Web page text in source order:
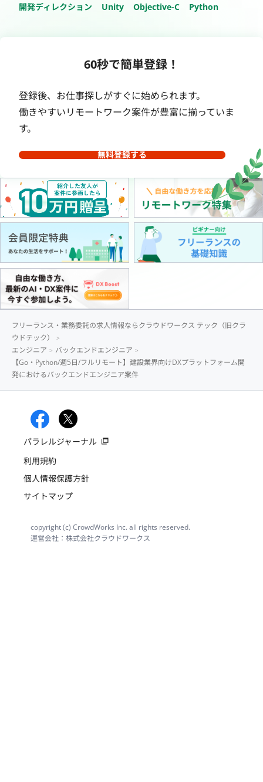
開発ディレクション
Unity Objective-C Python
60秒で簡単登録！
登録後、お仕事探しがすぐに始められます。
働きやすいリモートワーク案件が豊富に揃っていま
す。
無料登録する
フリーランス・業務委託の求人情報ならクラウドワークス テック（旧クラ
ウドテック）
エンジニア
バックエンドエンジニア
【Go・Python/週5日/フルリモート】建設業界向けDXプラットフォーム開
発におけるバックエンドエンジニア案件
パラレルジャーナル
利用規約
個人情報保護方針
サイトマップ
copyright (c) CrowdWorks Inc. all rights reserved.
運営会社：株式会社クラウドワークス